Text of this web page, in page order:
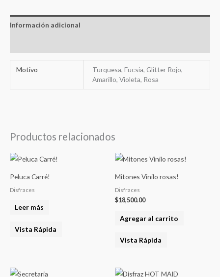
Información adicional
Motivo
Turquesa, Fucsia, Glitter Rojo,
Amarillo, Violeta, Rosa
Productos relacionados
Peluca Carré!
Disfraces
Leer más
Vista Rápida
Mitones Vinilo rosas!
Disfraces
$18,500.00
Agregar al carrito
Vista Rápida